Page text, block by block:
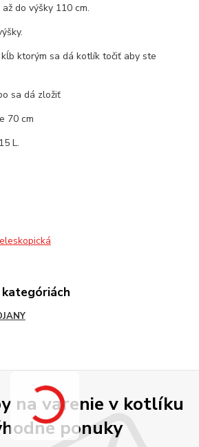
do výšky 110 cm.
ktorým sa dá kotlík točiť aby ste
sa dá zložiť
70 cm
L.
na varenie v kotlíku
ponuky